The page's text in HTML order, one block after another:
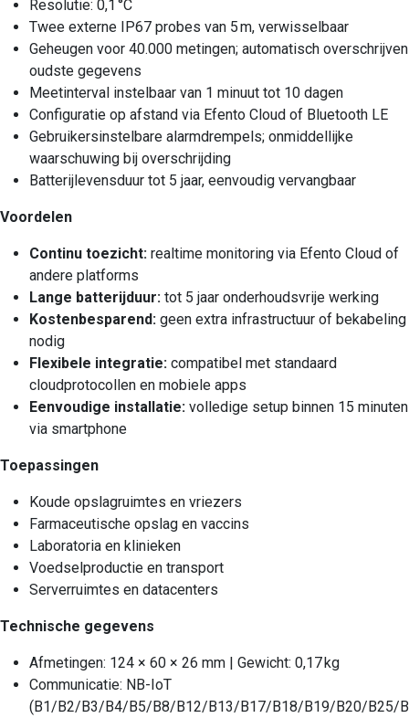
Resolutie: 0,1 °C
Twee externe IP67 probes van 5 m, verwisselbaar
Geheugen voor 40.000 metingen; automatisch overschrijven
oudste gegevens
Meetinterval instelbaar van 1 minuut tot 10 dagen
Configuratie op afstand via Efento Cloud of Bluetooth LE
Gebruikersinstelbare alarmdrempels; onmiddellijke
waarschuwing bij overschrijding
Batterijlevensduur tot 5 jaar, eenvoudig vervangbaar
Voordelen
Continu toezicht: realtime monitoring via Efento Cloud of
andere platforms
Lange batterijduur: tot 5 jaar onderhoudsvrije werking
Kostenbesparend: geen extra infrastructuur of bekabeling
nodig
Flexibele integratie: compatibel met standaard
cloudprotocollen en mobiele apps
Eenvoudige installatie: volledige setup binnen 15 minuten
via smartphone
Toepassingen
Koude opslagruimtes en vriezers
Farmaceutische opslag en vaccins
Laboratoria en klinieken
Voedselproductie en transport
Serverruimtes en datacenters
Technische gegevens
Afmetingen: 124 × 60 × 26 mm | Gewicht: 0,17 kg
Communicatie: NB-IoT
(B1/B2/B3/B4/B5/B8/B12/B13/B17/B18/B19/B20/B25/